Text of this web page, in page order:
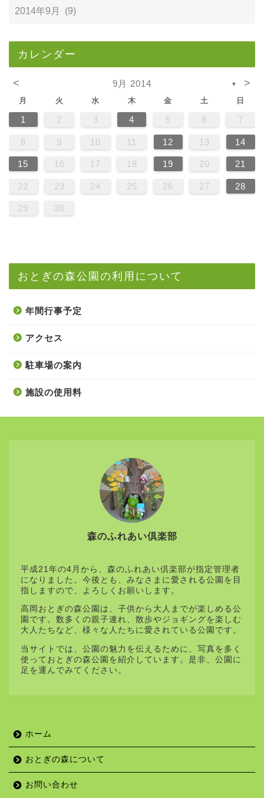
カレンダー
< 9月 2014 ▼ >
月 火 水 木 金 土 日
1 2 3 4 5 6 7
8 9 10 11 12 13 14
15 16 17 18 19 20 21
22 23 24 25 26 27 28
29 30
おとぎの森公園の利用について
年間行事予定
アクセス
駐車場の案内
施設の使用料
森のふれあい倶楽部
平成21年の4月から、森のふれあい倶楽部が指定管理者
になりました。今後とも、みなさまに愛される公園を目
指しますので、よろしくお願いします。
高岡おとぎの森公園は、子供から大人までが楽しめる公
園です。数多くの親子連れ、散歩やジョギングを楽しむ
大人たちなど、様々な人たちに愛されている公園です。
当サイトでは、公園の魅力を伝えるために、写真を多く
使っておとぎの森公園を紹介しています。是非、公園に
足を運んでみてください。
ホーム
おとぎの森について
お問い合わせ